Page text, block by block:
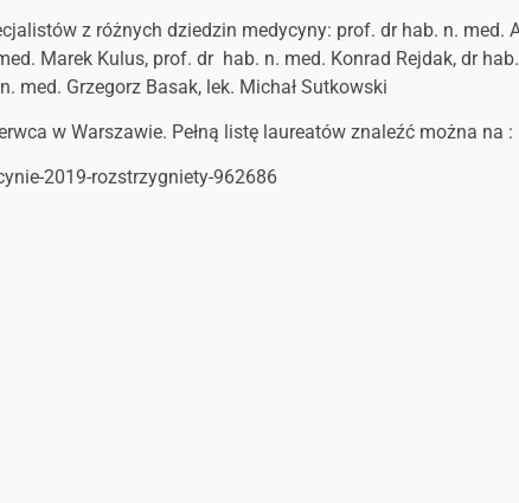
z różnych dziedzin medycyny: prof. dr hab. n.
Marek Kulus, prof. dr hab. n. med. Konrad Rejdak, dr
med. Grzegorz Basak, lek. Michał Sutkowski
w Warszawie. Pełną listę laureatów znaleźć można na :
2019-rozstrzygniety-962686